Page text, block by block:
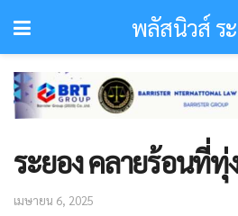
พลัสนิวส์ ร
ระยอง คลายร้อนที่ทุ่
เมษายน 6, 2025